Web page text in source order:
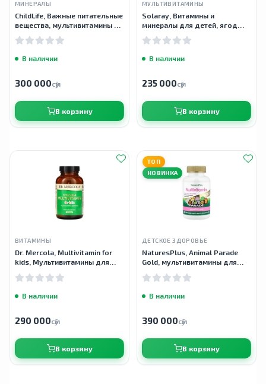
МИНЕРАЛЫ
ChildLife, Важные питательные
вещества, мультивитамины и
апельсина и манго, 237 мл
В наличии
300 000сӯм
В корзину
МУЛЬТИВИТАМИНЫ
Solaray, Витамины и
минералы для детей, ягод
таблеток
В наличии
235 000сӯм
В корзину
ВИТАМИНЫ
Dr. Mercola, Multivitamin for
kids, Мультивитамины для
В наличии
290 000сӯм
В корзину
ТОП
НОВИНКА
ДЕТСКОЕ ЗДОРОВЬЕ
NaturesPlus, Animal Parade
Gold, мультивитамины для
таблеток
В наличии
390 000сӯм
В корзину